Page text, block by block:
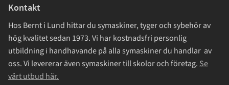
Kontakt
Hos Bernt i Lund hittar du symaskiner, tyger och sybehör av
hög kvalitet sedan 1973. Vi har kostnadsfri personlig
utbildning i handhavande på alla symaskiner du handlar av
oss. Vi levererar även symaskiner till skolor och företag. Se
vårt utbud här.